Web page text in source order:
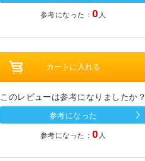
参考になった：0 人
このレビューは参考になりましたか？
参考になった
参考になった：0 人